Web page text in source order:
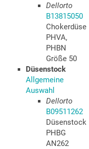
Dellorto
B13815050
Chokerdüse
PHVA,
PHBN
Größe 50
Düsenstock
Allgemeine
Auswahl
Dellorto
B09511262
Düsenstock
PHBG
AN262